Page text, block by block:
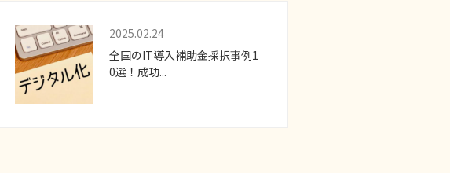
2025.02.24
全国のIT導入補助金採択事例1
0選！成功...